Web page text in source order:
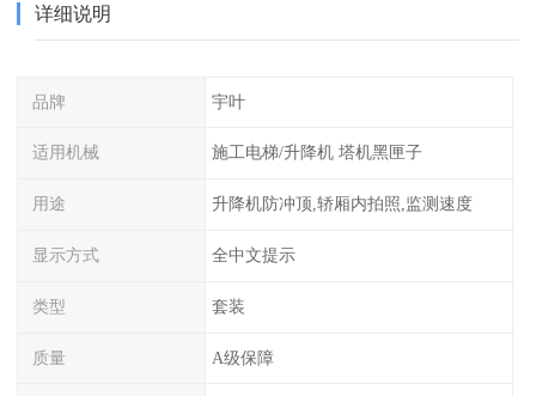
详细说明
品牌 宇叶
适用机械 施工电梯/升降机 塔机黑匣子
用途 升降机防冲顶,轿厢内拍照,监测速度
显示方式 全中文提示
类型 套装
质量 A级保障